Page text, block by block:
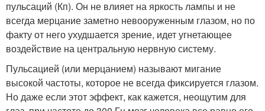
пульсаций (Кп). Он не влияет на яркость лампы и не
всегда мерцание заметно невооруженным глазом, но по
факту от него ухудшается зрение, идет угнетающее
воздействие на центральную нервную систему.
Пульсацией (или мерцанием) называют мигание
высокой частоты, которое не всегда фиксируется глазом.
Но даже если этот эффект, как кажется, неощутим для